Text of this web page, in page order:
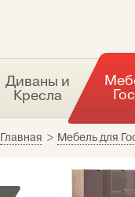
Диваны и
Кресла
Главная > Мебель для